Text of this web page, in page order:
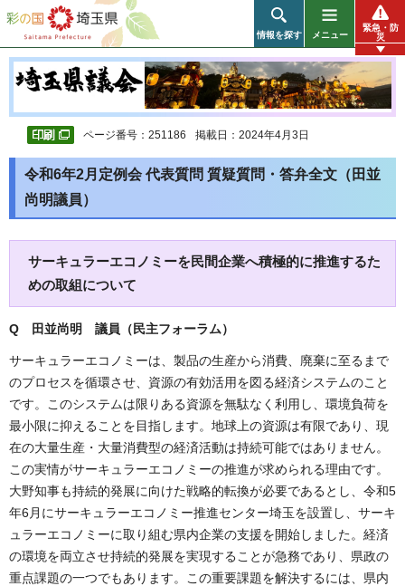
彩の国 埼玉県
情報を探す メニュー
緊急・防
災
ページ番号：251186 掲載日：2024年4月3日
令和6年2月定例会 代表質問 質疑質問・答弁全文（田並
尚明議員）
サーキュラーエコノミーを民間企業へ積極的に推進するた
めの取組について
Q 田並尚明 議員（民主フォーラム）
サーキュラーエコノミーは、製品の生産から消費、廃棄に至るまで
のプロセスを循環させ、資源の有効活用を図る経済システムのこと
です。このシステムは限りある資源を無駄なく利用し、環境負荷を
最小限に抑えることを目指します。地球上の資源は有限であり、現
在の大量生産・大量消費型の経済活動は持続可能ではありません。
この実情がサーキュラーエコノミーの推進が求められる理由です。
大野知事も持続的発展に向けた戦略的転換が必要であるとし、令和5
年6月にサーキュラーエコノミー推進センター埼玉を設置し、サーキ
ュラーエコノミーに取り組む県内企業の支援を開始しました。経済
の環境を両立させ持続的発展を実現することが急務であり、県政の
重点課題の一つでもあります。この重要課題を解決するには、県内